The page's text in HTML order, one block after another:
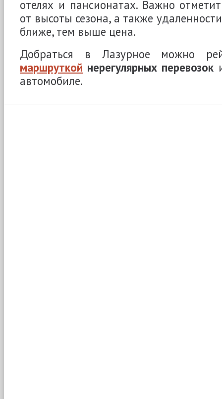
отелях и пансионатах. Важно
от высоты сезона, а также
ближе, тем выше цена.
Добраться в Лазурное можно
маршруткой нерегулярных перевозок
автомобиле.